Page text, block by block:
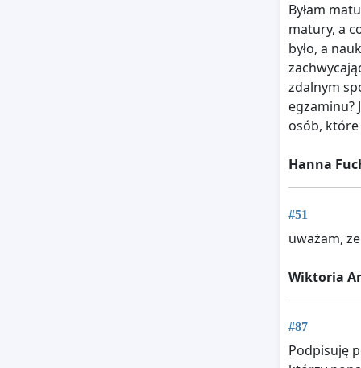
Byłam
matury, a
było, a
zdalnym
egzaminu?
osób,
Hanna
#51
uważam,
Wiktoria
#87
Podpisuję